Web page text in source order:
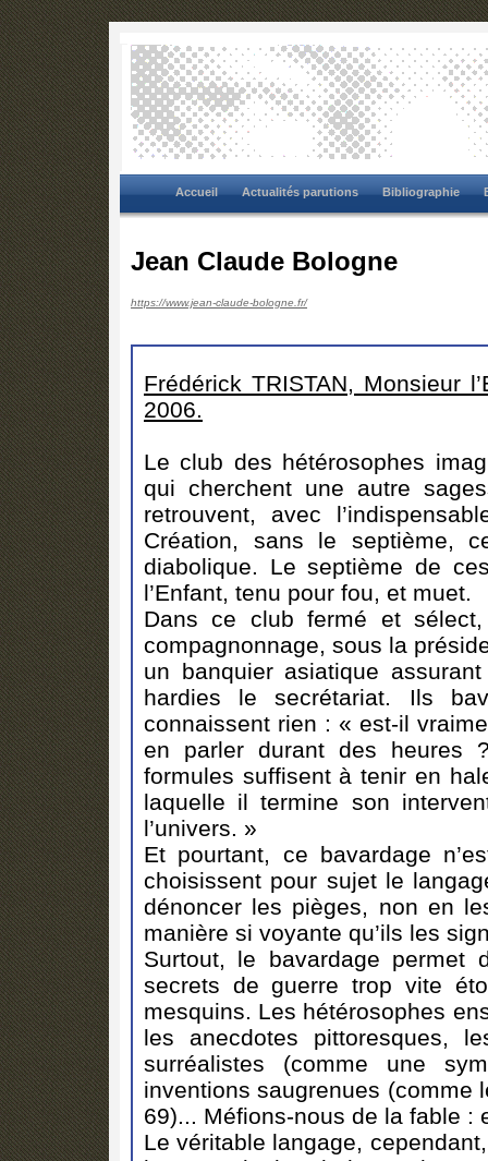
Accueil Actualités parutions Bibliographie
Jean Claude Bologne
https://www.jean-claude-bologne.fr/
Frédérick TRISTAN, Monsieur
2006.
Le club des hétérosophes
qui cherchent une autre
retrouvent, avec
Création, sans le septième,
diabolique. Le septième de
l’Enfant, tenu pour fou, et muet.
Dans ce club fermé et
compagnonnage, sous la
un banquier asiatique
hardies le secrétariat. Ils
connaissent rien : « est-il
en parler durant des heures
formules suffisent à tenir en
laquelle il termine son
l’univers. »
Et pourtant, ce bavardage
choisissent pour sujet le
dénoncer les pièges, non en
manière si voyante qu’ils les
Surtout, le bavardage permet
secrets de guerre trop vite
mesquins. Les hétérosophes
les anecdotes pittoresques,
surréalistes (comme une
inventions saugrenues (comme
69)... Méfions-nous de la fable :
Le véritable langage,